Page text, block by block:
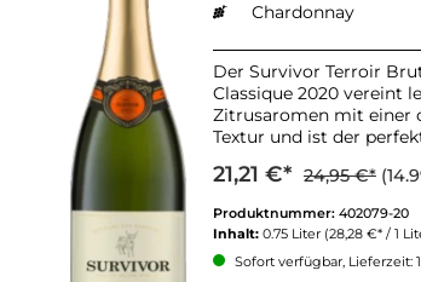
Chardonnay
Der Survivor Terroir
Classique 2020 vereint
Zitrusaromen mit einer
Textur und ist der
21,21 €* 24,95 €*
Produktnummer: 402079-20
Inhalt: 0.75 Liter (28,28 €* / 1
Sofort verfügbar, Lieferzeit: